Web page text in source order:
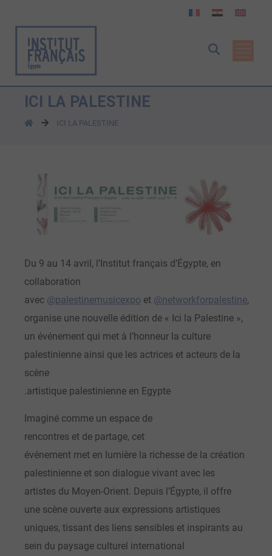
ICI LA PALESTINE
ICI LA PALESTINE
Du 9 au 14 avril, l’Institut français d’Égypte, en
collaboration
avec @palestinemusicexpo et @networkforpalestine,
organise une nouvelle édition de « Ici la Palestine »,
un événement qui met à l’honneur la culture
palestinienne ainsi que les actrices et acteurs de la
scène
.artistique palestinienne en Egypte
Imaginé comme un espace de
rencontres et de partage, cet
événement met en lumière la richesse de la création
palestinienne et son dialogue vivant avec les
artistes du Moyen-Orient. Depuis l’Égypte, il offre
une scène ouverte aux expressions artistiques
uniques, tissant des liens sensibles et inspirants au
sein du paysage culturel international